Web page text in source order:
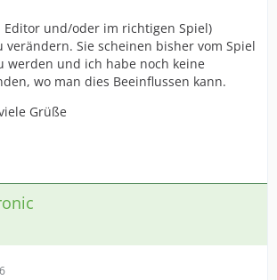
Editor und/oder im richtigen Spiel)
verändern. Sie scheinen bisher vom Spiel
werden und ich habe noch keine
wo man dies Beeinflussen kann.
Grüße